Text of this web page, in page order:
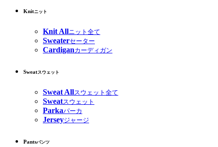
Knitニット
Knit Allニット全て
Sweaterセーター
Cardiganカーディガン
Sweatスウェット
Sweat Allスウェット全て
Sweatスウェット
Parkaパーカ
Jerseyジャージ
Pantsパンツ